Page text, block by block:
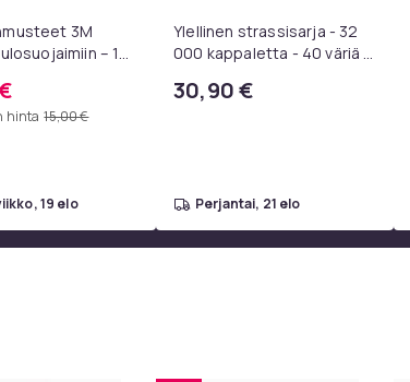
3M
– 1
hinta 15,00 €
19 elo
Ylellinen strassisarja - 32
000 kappaletta - 40 väriä -
strassit - koko 3mm - Liima
30,90 €
perjantai, 21 elo